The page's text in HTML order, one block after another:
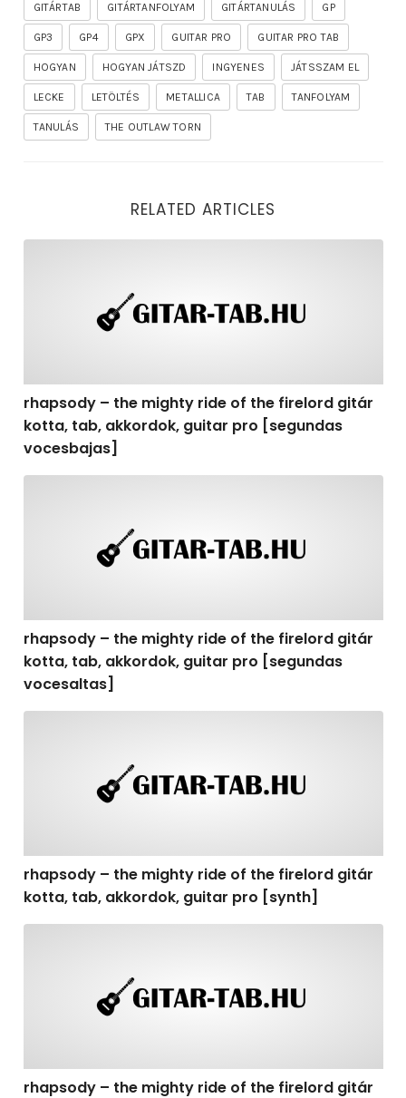
GITÁRTAB GITÁRTANFOLYAM GITÁRTANULÁS GP
GP3 GP4 GPX GUITAR PRO GUITAR PRO TAB
HOGYAN HOGYAN JÁTSZD INGYENES JÁTSSZAM EL
LECKE LETÖLTÉS METALLICA TAB TANFOLYAM
TANULÁS THE OUTLAW TORN
RELATED ARTICLES
rhapsody – the mighty ride of the firelord gitár
kotta, tab, akkordok, guitar pro [segundas
vocesbajas]
rhapsody – the mighty ride of the firelord gitár
kotta, tab, akkordok, guitar pro [segundas
vocesaltas]
rhapsody – the mighty ride of the firelord gitár
kotta, tab, akkordok, guitar pro [synth]
rhapsody – the mighty ride of the firelord gitár